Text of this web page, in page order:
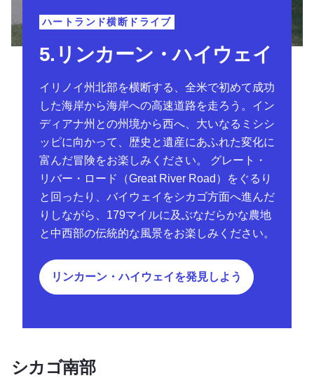
5.リンカーン・ハイウェイ
ハートランド横断ドライブ
イリノイ州北部を横断する、全米で初めて成功
した海岸から海岸への高速道路を走ろう。 イン
ディアナ州との州境から西へ、大いなるミシシ
ッピに向かって、歴史と遺産にあふれた変化に
富んだ冒険をお楽しみください。 グレート・
リバー・ロード（Great River Road）をぐるり
と回ったり、バイウェイをシカゴ方面へ進んだ
りしながら、179マイルに及ぶなだらかな農地
と中西部の伝統的な風景をお楽しみください。
リンカーン・ハイウェイを発見しよう
シカゴ南部